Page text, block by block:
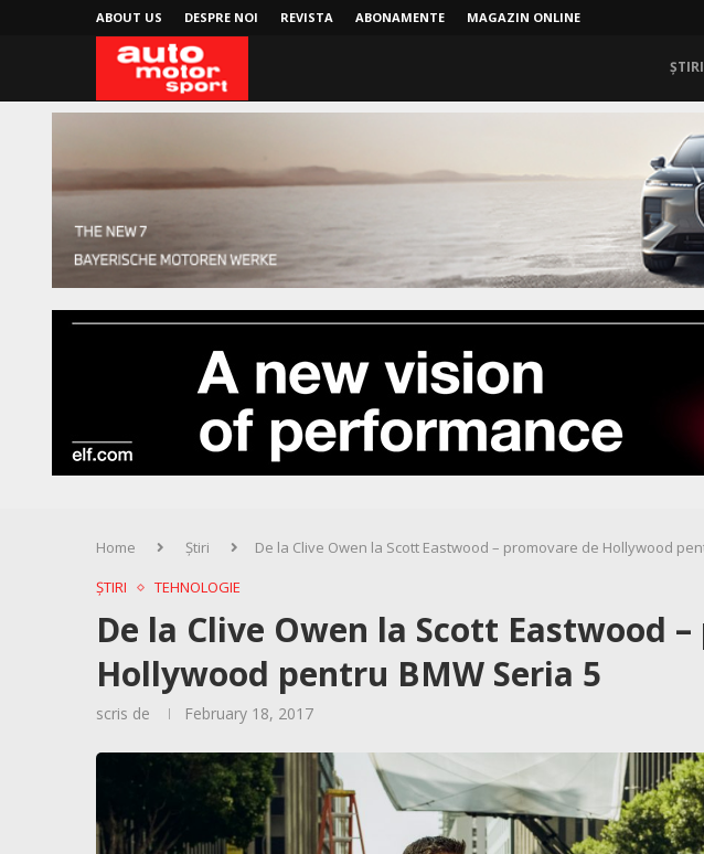
ABOUT US DESPRE NOI REVISTA ABONAMENTE MAGAZIN ONLINE
ȘTIRI
Home Știri
De la Clive Owen la Scott Eastwood – promovare de Hollywood
ȘTIRI
TEHNOLOGIE
De la Clive Owen la Scott Eastwood
Hollywood pentru BMW Seria 5
scris de February 18, 2017